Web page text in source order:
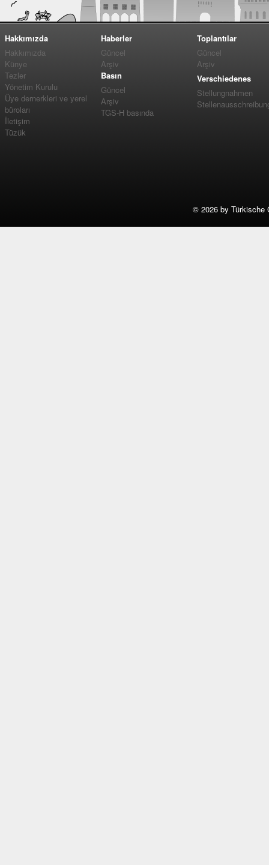
Hakkımızda
Hakkımızda
Künye
Tezler
Yönetim Kurulu
Üye dernerkleri ve yerel
büroları
İletişim
Tüzük
Haberler
Güncel
Arşiv
Basın
Güncel
Arşiv
TGS-H basında
Toplantılar
Güncel
Arşiv
Verschiedenes
Stellungnahmen
© 2026 by Türkische